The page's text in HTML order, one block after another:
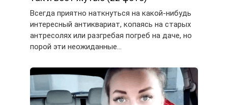
Всегда приятно наткнуться на какой-нибудь
интересный антиквариат, копаясь на старых
антресолях или разгребая погреб на даче, но
порой эти неожиданные…